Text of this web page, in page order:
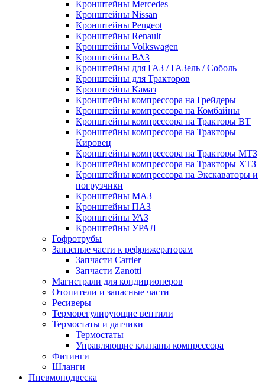
Кронштейны Mеrcedes
Кронштейны Nissan
Кронштейны Peugeot
Кронштейны Renault
Кронштейны Volkswagen
Кронштейны ВАЗ
Кронштейны для ГАЗ / ГАЗель / Соболь
Кронштейны для Тракторов
Кронштейны Камаз
Кронштейны компрессора на Грейдеры
Кронштейны компрессора на Комбайны
Кронштейны компрессора на Тракторы ВТ
Кронштейны компрессора на Тракторы
Кировец
Кронштейны компрессора на Тракторы МТЗ
Кронштейны компрессора на Тракторы ХТЗ
Кронштейны компрессора на Экскаваторы и
погрузчики
Кронштейны МАЗ
Кронштейны ПАЗ
Кронштейны УАЗ
Кронштейны УРАЛ
Гофротрубы
Запасные части к рефрижераторам
Запчасти Carrier
Запчасти Zanotti
Магистрали для кондиционеров
Отопители и запасные части
Ресиверы
Терморегулирующие вентили
Термостаты и датчики
Термостаты
Управляющие клапаны компрессора
Фитинги
Шланги
Пневмоподвеска